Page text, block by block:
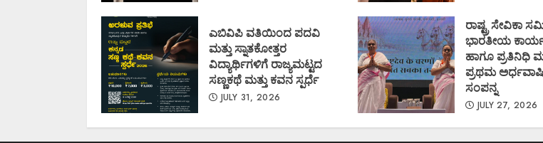
AUGUST 7, 2026
ಎಬಿವಿಪಿ ವತಿಯಿಂದ ಪದವಿ
ಮತ್ತು ಸ್ನಾತಕೋತ್ತರ
ವಿದ್ಯಾರ್ಥಿಗಳಿಗೆ ರಾಜ್ಯಮಟ್ಟದ
ಸಣ್ಣಕಥೆ ಮತ್ತು ಕವನ ಸ್ಪರ್ಧೆ
JULY 31, 2026
ರಾಷ್ಟ್ರ
ಭಾರತೀಯ
ಹಾಗೂ ಪ್ರತಿನಿಧಿ
ಪ್ರಥಮ
ಸಂಪನ್ನ
JULY 27, 2026